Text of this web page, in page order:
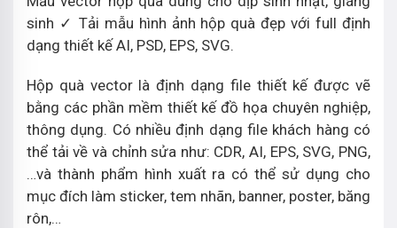
sinh ✓ Tải mẫu hình ảnh hộp quà đẹp với full định
dạng thiết kế AI, PSD, EPS, SVG.
Hộp quà vector là định dạng file thiết kế được vẽ
bằng các phần mềm thiết kế đồ họa chuyên nghiệp,
thông dụng. Có nhiều định dạng file khách hàng có
thể tải về và chỉnh sửa như: CDR, AI, EPS, SVG, PNG,
…và thành phẩm hình xuất ra có thể sử dụng cho
mục đích làm sticker, tem nhãn, banner, poster, băng
rôn,…